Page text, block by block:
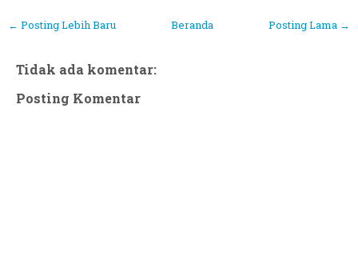
← Posting Lebih Baru Posting Lama →
Beranda
Tidak ada komentar:
Posting Komentar